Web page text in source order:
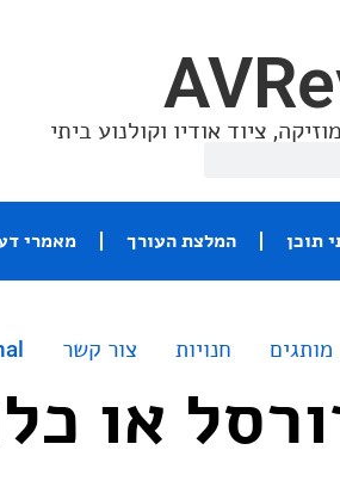
ציוד אודיו וקולנוע ביתי
תוכן המלצת העורך מאמרי
מותגים חנויות צור קשר
או